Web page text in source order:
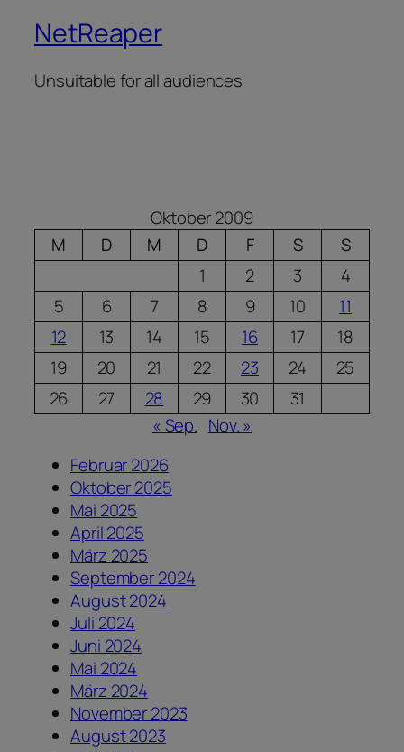
NetReaper
Unsuitable for all audiences
Oktober 2009
M
D M D F S
S
1
2 3
4
5
6 7 8 9 10
11
12
13 14 15 16 17
18
19
20 21 22 23 24
25
26
27 28 29 30
31
« Sep. Nov. »
Februar 2026
Oktober 2025
Mai 2025
April 2025
März 2025
September 2024
August 2024
Juli 2024
Juni 2024
Mai 2024
März 2024
November 2023
August 2023